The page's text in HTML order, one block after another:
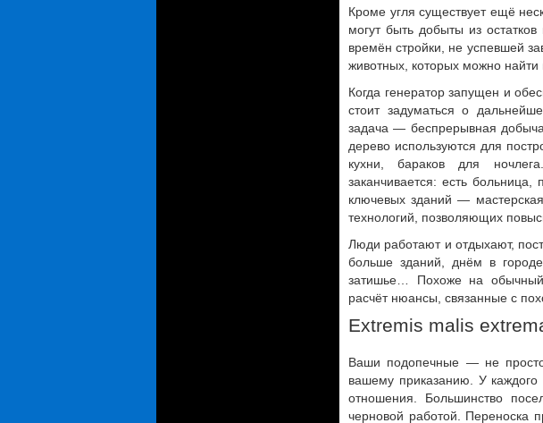
Кроме угля существует ещё
могут быть добыты из
времён стройки, не успевшей
животных, которых можно найти
Когда генератор запущен и
стоит задуматься о
задача — беспрерывная
дерево используются для
кухни, бараков для
заканчивается: есть
ключевых зданий —
технологий, позволяющих
Люди работают и отдыхают,
больше зданий, днём в
затишье… Похоже на обычный
расчёт нюансы, связанные с
Extremis malis
Ваши подопечные — не
вашему приказанию. У
отношения. Большинство
черновой работой. Переноска